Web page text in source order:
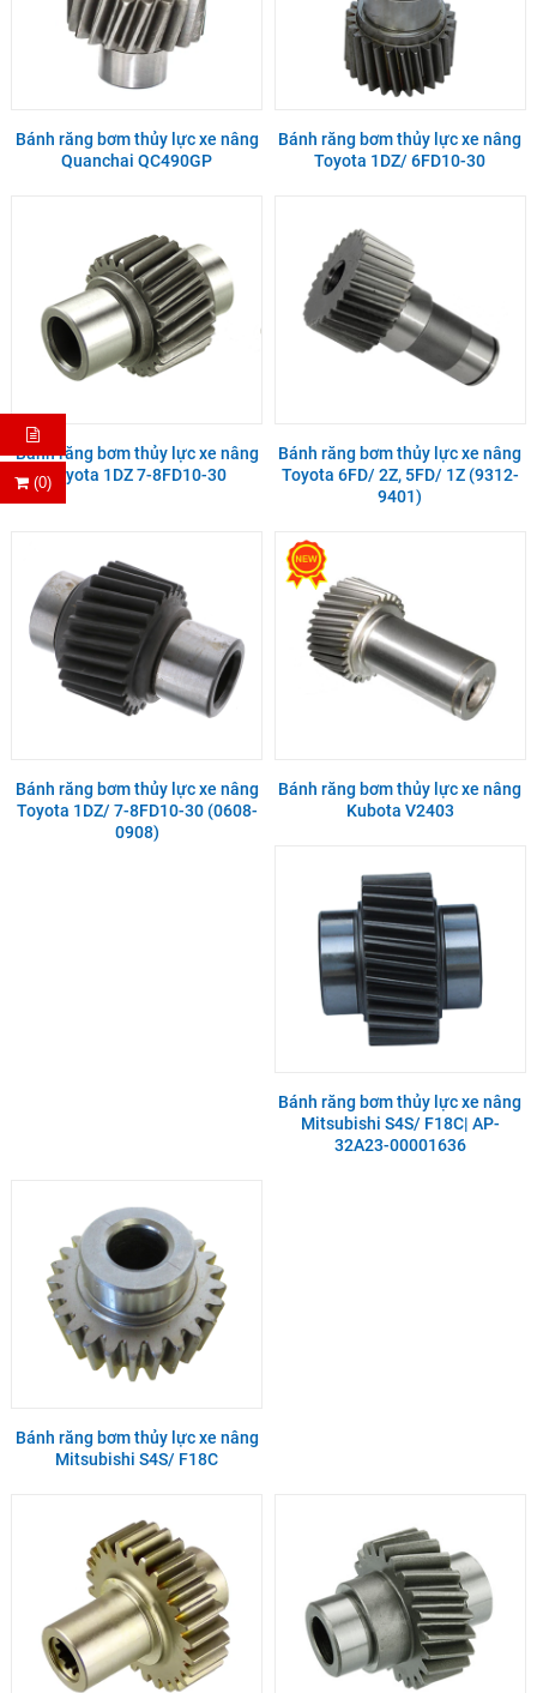
(0)
Bánh răng bơm thủy lực xe nâng
Quanchai QC490GP
Bánh răng bơm thủy lực xe nâng
Toyota 1DZ/ 6FD10-30
Bánh răng bơm thủy lực xe nâng
Toyota 1DZ 7-8FD10-30
Bánh răng bơm thủy lực xe nâng
Toyota 6FD/ 2Z, 5FD/ 1Z (9312-
9401)
Bánh răng bơm thủy lực xe nâng
Toyota 1DZ/ 7-8FD10-30 (0608-
0908)
Bánh răng bơm thủy lực xe nâng
Kubota V2403
Bánh răng bơm thủy lực xe nâng
Mitsubishi S4S/ F18C| AP-
32A23-00001636
Bánh răng bơm thủy lực xe nâng
Mitsubishi S4S/ F18C